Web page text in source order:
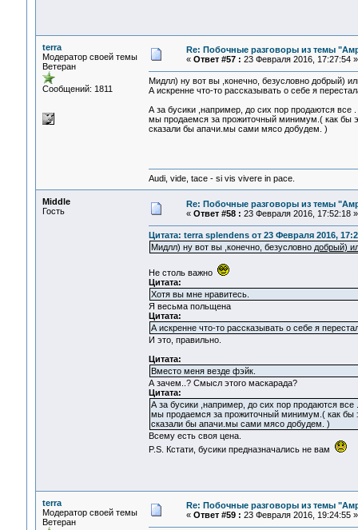
terra
Модератор своей темы
Ветеран
Сообщений: 1811
Re: Побочные разговоры из темы
« Ответ #57 : 23 Февраля 2016, 17:27:54 »
Мидлл) ну вот вы ,конечно, безусловно добрый)
А искренне что-то рассказывать о себе я
А за бусики ,например, до сих пор продаются
мы продаемся за прожиточный минимум.( как бы
сказали бы апачи.мы сами мясо добудем. )
Audi, vide, tace - si vis vivere in pace.
Middle
Гость
Re: Побочные разговоры из темы
« Ответ #58 : 23 Февраля 2016, 17:52:18 »
Цитата: terra splendens от 23 Февраля 2016,
Мидлл) ну вот вы ,конечно, безусловно добрый)
Не столь важно
Цитата:
Хотя вы мне нравитесь.
Я весьма польщена
Цитата:
А искренне что-то рассказывать о себе я
И это, правильно.
Цитата:
Вместо меня везде фэйк.
А зачем..? Смысл этого маскарада?
Цитата:
А за бусики ,например, до сих пор продаются
мы продаемся за прожиточный минимум.( как бы
сказали бы апачи.мы сами мясо добудем. )
Всему есть своя цена.
P.S. Кстати, бусики предназначались не вам
terra
Модератор своей темы
Ветеран
Re: Побочные разговоры из темы
« Ответ #59 : 23 Февраля 2016, 19:24:55 »